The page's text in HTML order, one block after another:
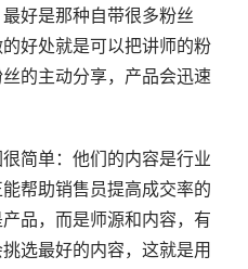
好是那种自带很多粉丝
好处就是可以把讲师的粉
的主动分享，产品会迅速
简单：他们的内容是行业
帮助销售员提高成交率的
品，而是师源和内容，有
选最好的内容，这就是用